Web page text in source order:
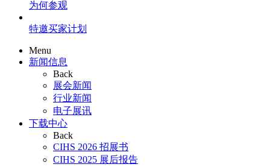
为何参观
特邀买家计划
Menu
新闻信息
Back
展会新闻
行业新闻
电子展讯
下载中心
Back
CIHS 2026 招展书
CIHS 2025 展后报告